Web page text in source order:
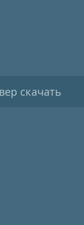
скачать